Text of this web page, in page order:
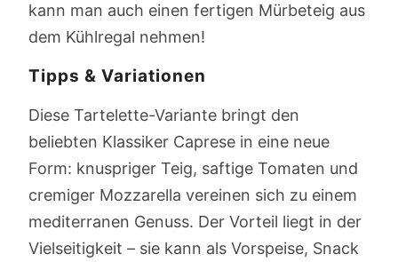
kann man auch einen fertigen Mürbeteig aus
dem Kühlregal nehmen!
Tipps & Variationen
Diese Tartelette-Variante bringt den
beliebten Klassiker Caprese in eine neue
Form: knuspriger Teig, saftige Tomaten und
cremiger Mozzarella vereinen sich zu einem
mediterranen Genuss. Der Vorteil liegt in der
Vielseitigkeit – sie kann als Vorspeise, Snack